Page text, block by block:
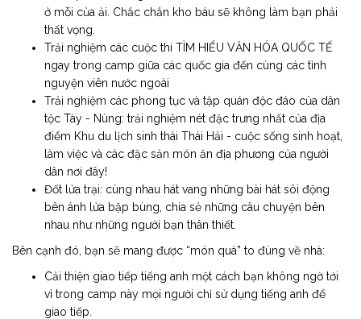
ở mỗi của ải. Chắc chắn kho báu sẽ không làm bạn phải
thất vọng.
Trải nghiệm các cuộc thi TÌM HIỂU VĂN HÓA QUỐC TẾ
ngay trong camp giữa các quốc gia đến cùng các tình
nguyện viên nước ngoài
Trải nghiệm các phong tục và tập quán độc đáo của dân
tộc Tày - Nùng: trải nghiệm nét đặc trưng nhất của địa
điểm Khu du lịch sinh thái Thái Hải - cuộc sống sinh hoạt,
làm việc và các đặc sản món ăn địa phương của người
dân nơi đây!
Đốt lửa trại: cùng nhau hát vang những bài hát sôi động
bên ánh lửa bập bùng, chia sẻ những câu chuyện bên
nhau như những người bạn thân thiết.
Bên cạnh đó, bạn sẽ mang được “món quà” to đùng về nhà:
Cải thiện giao tiếp tiếng anh một cách bạn không ngờ tới
vì trong camp này mọi người chỉ sử dụng tiếng anh để
giao tiếp.